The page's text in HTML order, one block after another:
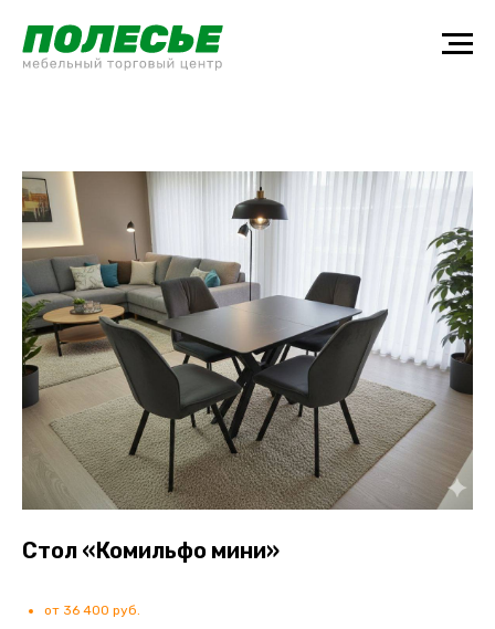
Стол «Комильфо мини»
от 36 400 руб.